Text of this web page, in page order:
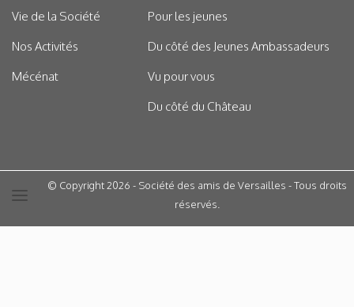
Vie de la Société
Nos Activités
Mécénat
Pour les jeunes
Du côté des Jeunes Ambassadeurs
Vu pour vous
Du côté du Château
© Copyright 2026 - Société des amis de Versailles - Tous droits
réservés.